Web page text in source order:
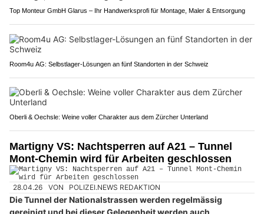
Top Monteur GmbH Glarus – Ihr Handwerksprofi für Montage, Maler & Entsorgung
Room4u AG: Selbstlager-Lösungen an fünf Standorten in der Schweiz
Oberli & Oechsle: Weine voller Charakter aus dem Zürcher Unterland
Martigny VS: Nachtsperren auf A21 – Tunnel
Mont-Chemin wird für Arbeiten geschlossen
28.04.26 VON POLIZEI.NEWS REDAKTION
Die Tunnel der Nationalstrassen werden regelmässig